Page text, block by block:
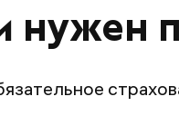
нужен